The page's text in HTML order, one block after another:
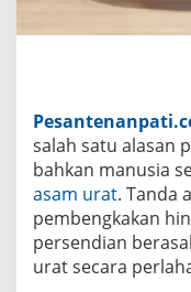
salah satu alasan
bahkan manusia
asam urat. Tanda
pembengkakan
persendian
urat secara